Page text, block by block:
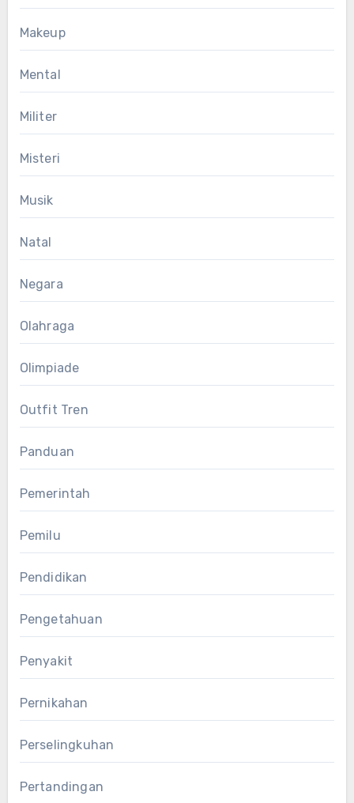
Makeup
Mental
Militer
Misteri
Musik
Natal
Negara
Olahraga
Olimpiade
Outfit Tren
Panduan
Pemerintah
Pemilu
Pendidikan
Pengetahuan
Penyakit
Pernikahan
Perselingkuhan
Pertandingan